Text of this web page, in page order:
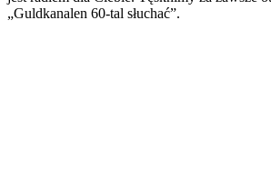
„Guldkanalen 60-tal słuchać”.